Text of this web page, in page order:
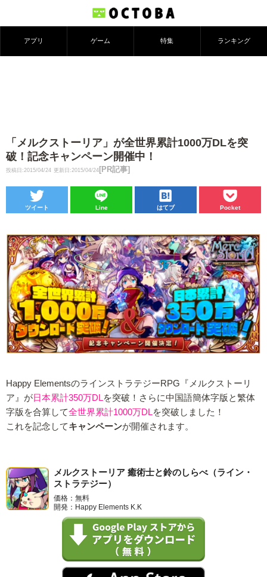
アプリ ゲーム 特集 ランキング
「メルクストーリア」が全世界累計1000万DLを突
破！記念キャンペーン開催中！
投稿日:2015/04/24 更新日:2015/04/24 [PR記事]
ツイート Line はてブ Pocket
Happy ElementsのラインストラテジーRPG『メルクストーリ
ア』が日本累計350万DLを突破！さらに中国語簡体字版と繁体
字版を合算して全世界累計1000万DLを突破しました！
これを記念してキャンペーンが開催されます。
メルクストーリア 癒術士と鈴のしらべ（ライン・
ストラテジー）
価格：無料
開発：Happy Elements K.K